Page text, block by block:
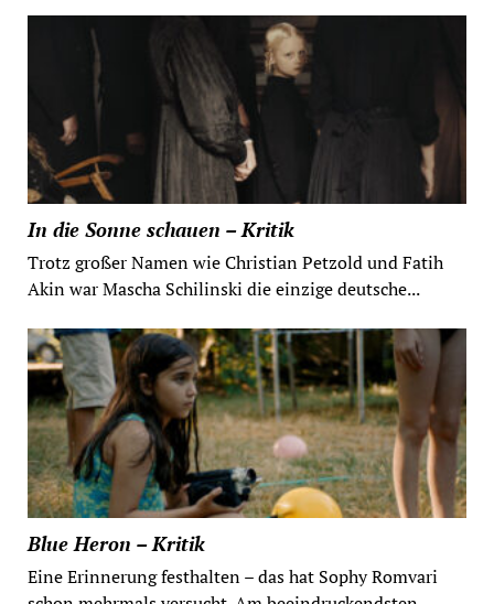
In die Sonne schauen – Kritik
Trotz großer Namen wie Christian Petzold und Fatih
Akin war Mascha Schilinski die einzige deutsche...
Blue Heron – Kritik
Eine Erinnerung festhalten – das hat Sophy Romvari